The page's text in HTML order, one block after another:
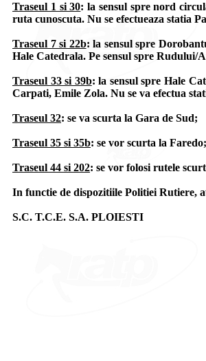
Traseul 1 si 30: la sensul spre nord
ruta cunoscuta. Nu se efectueaza statia
Traseul 7 si 22b: la sensul spre
Hale Catedrala. Pe sensul spre Rudului/
Traseul 33 si 39b: la sensul spre Hale
Carpati, Emile Zola. Nu se va efectua
Traseul 32: se va scurta la Gara de Sud;
Traseul 35 si 35b: se vor scurta la Faredo;
Traseul 44 si 202: se vor folosi rutele
In functie de dispozitiile Politiei Rutiere,
S.C. T.C.E. S.A. PLOIESTI